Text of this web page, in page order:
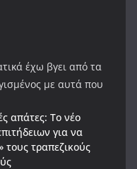
έχω βγει από τα
με αυτά που
απάτες: Το νέο
για να
τους τραπεζικούς